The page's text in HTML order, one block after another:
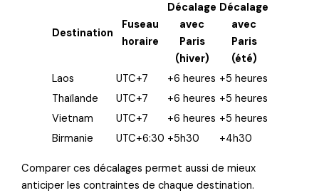
Destination
Fuseau
horaire
Décalage
avec
Paris
(hiver)
Décalage
avec
Paris
(été)
Laos
UTC+7 +6 heures +5 heures
Thaïlande
UTC+7 +6 heures +5 heures
Vietnam
UTC+7 +6 heures +5 heures
Birmanie
UTC+6:30 +5h30 +4h30
Comparer ces décalages permet aussi de mieux
anticiper les contraintes de chaque destination.